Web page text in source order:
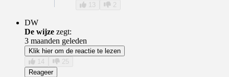
13 2
DW
De wijze zegt:
3 maanden geleden
Klik hier om de reactie te lezen
14
25
Reageer